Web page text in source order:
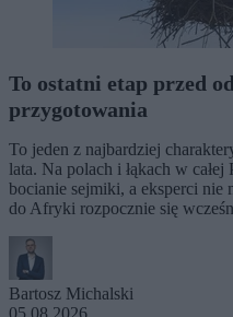
To ostatni etap przed
przygotowania
To jeden z najbardziej
lata. Na polach i łąkach w
bocianie sejmiki, a eksperci
do Afryki rozpocznie się
Bartosz Michalski
05.08.2026